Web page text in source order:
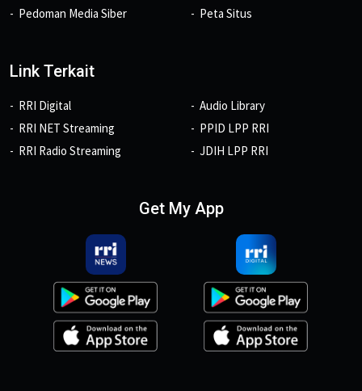
Pedoman Media Siber
Peta Situs
Link Terkait
RRI Digital
RRI NET Streaming
RRI Radio Streaming
Audio Library
PPID LPP RRI
JDIH LPP RRI
Get My App